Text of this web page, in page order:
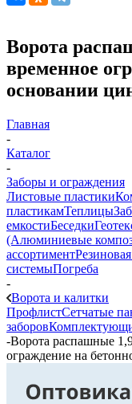
Ворота
временное
основании
Главная
-
Каталог
-
Заборы и ограждения
Листовые пластики
пластикамТеплицы
емкостиБеседки
(Алюминиевые
ассортимент
системыПогреба
-
Ворота и калитки
ПрофлистСетчатые
заборов
-Ворота распашные
ограждение на